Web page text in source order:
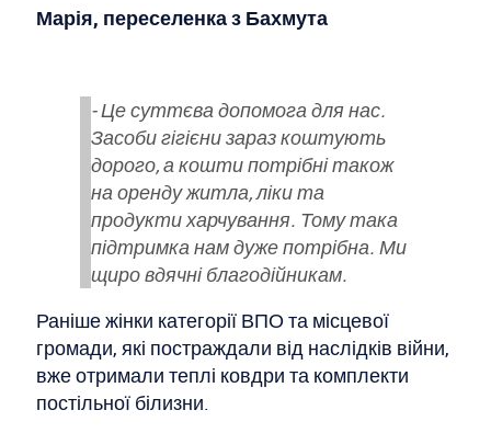
Марія, переселенка з Бахмута
- Це суттєва допомога для нас.
Засоби гігієни зараз коштують
дорого, а кошти потрібні також
на оренду житла, ліки та
продукти харчування. Тому така
підтримка нам дуже потрібна. Ми
щиро вдячні благодійникам.
Раніше жінки категорії ВПО та місцевої
громади, які постраждали від наслідків війни,
вже отримали теплі ковдри та комплекти
постільної білизни.